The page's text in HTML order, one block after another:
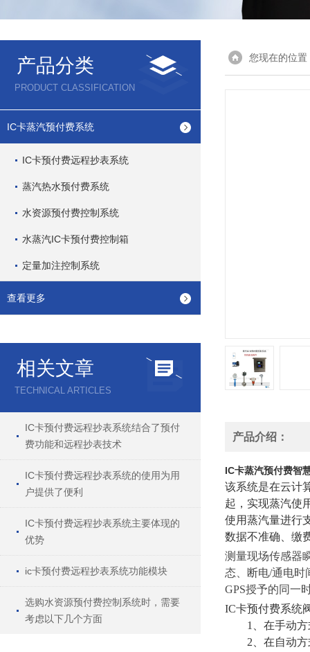
产品分类
PRODUCT CLASSIFICATION
IC卡蒸汽预付费系统
IC卡预付费远程抄表系统
蒸汽热水预付费系统
水资源预付费控制系统
水蒸汽IC卡预付费控制箱
定量加注控制系统
查看更多
相关文章
TECHNICAL ARTICLES
IC卡预付费远程抄表系统结合了预付
费功能和远程抄表技术
IC卡预付费远程抄表系统的使用为用
户提供了便利
IC卡预付费远程抄表系统主要体现的
优势
ic卡预付费远程抄表系统功能模块
选购水资源预付费控制系统时，需要
考虑以下几个方面
您现在的位置
产品介绍：
IC卡蒸汽预付费智
该系统是在云计
起，实现蒸汽使
使用蒸汽量进行
数据不准确、缴
测量现场传感器
态、断电/通电时
GPS授予的同一
IC卡预付费系统
1、在手动
2、在自动